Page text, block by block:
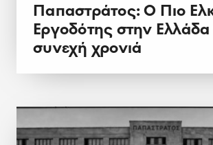
Παπαστράτος: Ο Πιο
Εργοδότης στην Ελλάδα
συνεχή χρονιά